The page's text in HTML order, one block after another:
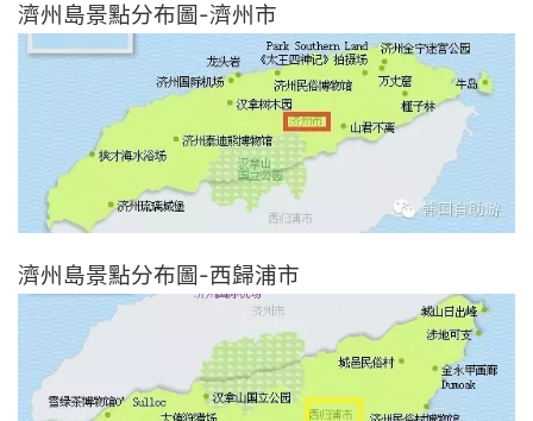
濟州島景點分布圖-濟州市
濟州島景點分布圖-西歸浦市